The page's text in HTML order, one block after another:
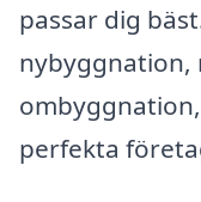
passar dig
nybyggnation,
perfekta